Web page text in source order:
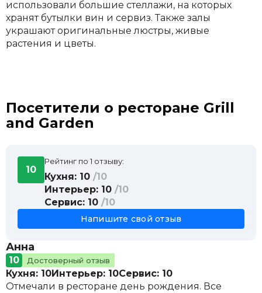
использовали большие стеллажи, на которых
хранят бутылки вин и сервиз. Также залы
украшают оригинальные люстры, живые
растения и цветы.
Посетители о ресторане Grill
and Garden
10
Рейтинг по 1 отзыву:
Кухня: 10 /10
Интерьер: 10 /10
Сервис: 10 /10
Напишите свой отзыв
Анна
10 Достоверный отзыв
Кухня: 10Интерьер: 10Сервис: 10
Отмечали в ресторане день рождения. Все